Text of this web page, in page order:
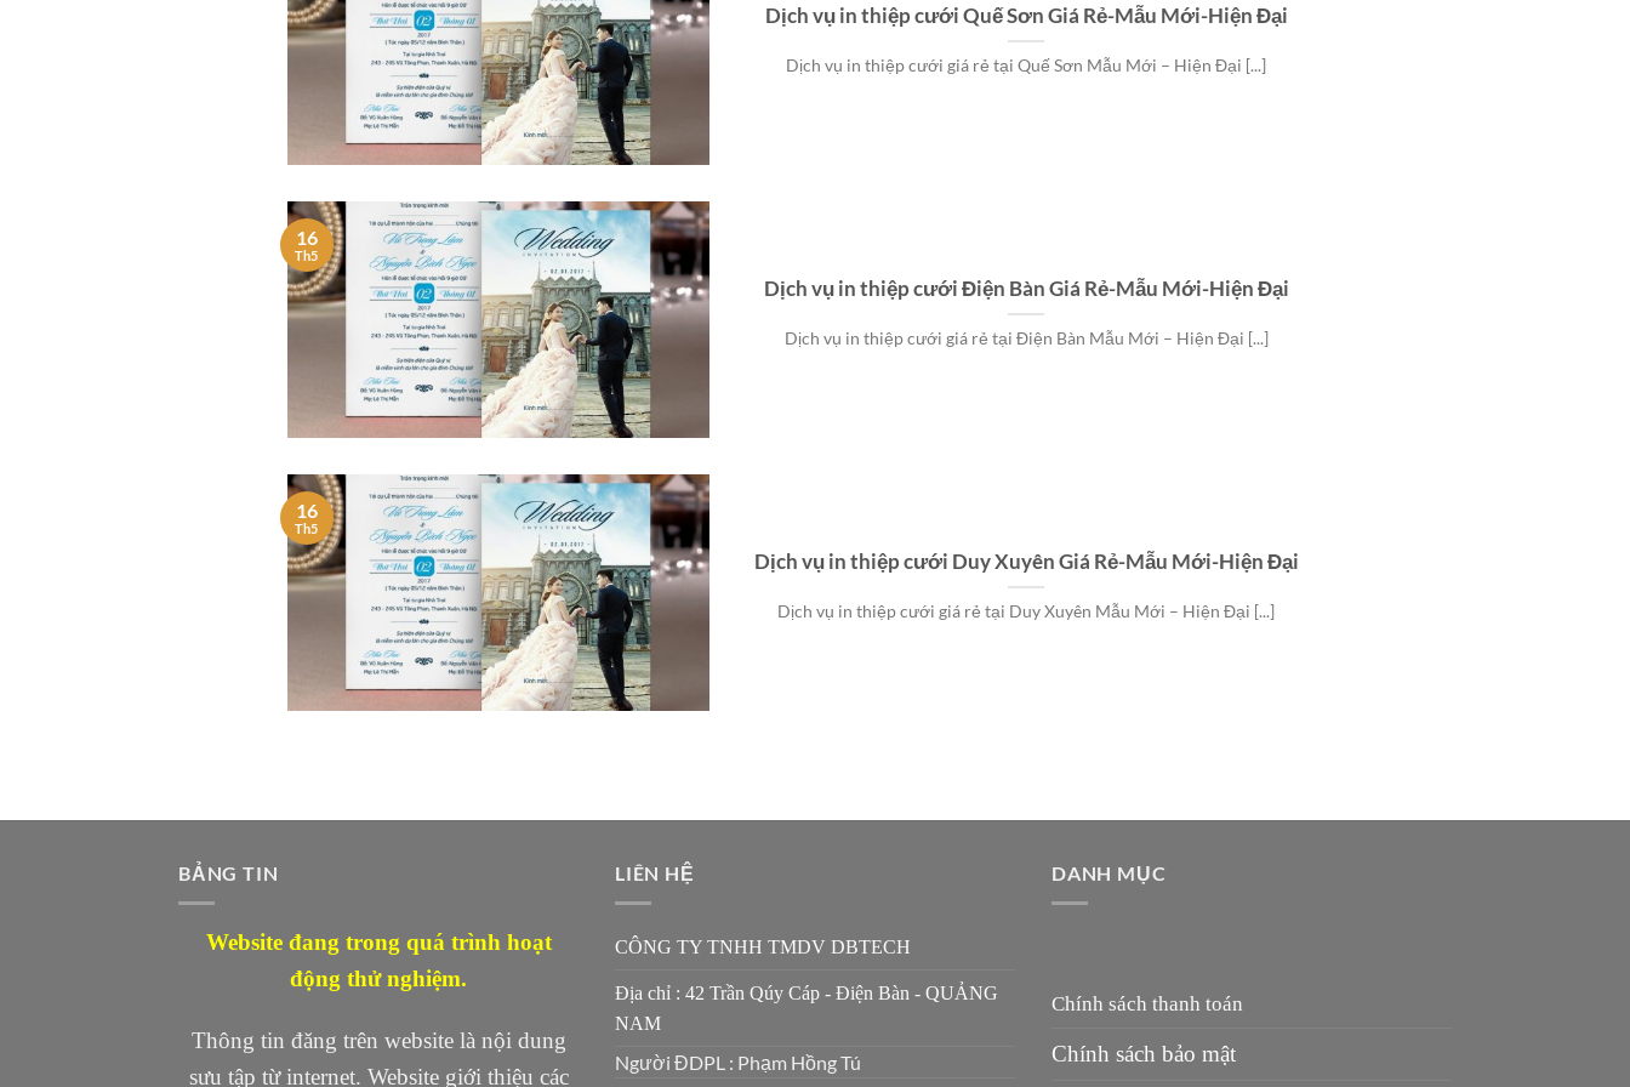
Dịch vụ in thiệp cưới Quế Sơn Giá Rẻ-Mẫu Mới-Hiện Đại
Dịch vụ in thiệp cưới giá rẻ tại Quế Sơn Mẫu Mới – Hiện Đại [...]
Dịch vụ in thiệp cưới Điện Bàn Giá Rẻ-Mẫu Mới-Hiện Đại
Dịch vụ in thiệp cưới giá rẻ tại Điện Bàn Mẫu Mới – Hiện Đại [...]
16
Th5
Dịch vụ in thiệp cưới Duy Xuyên Giá Rẻ-Mẫu Mới-Hiện Đại
Dịch vụ in thiệp cưới giá rẻ tại Duy Xuyên Mẫu Mới – Hiện Đại [...]
16
Th5
BẢNG TIN
Website đang trong quá trình hoạt
động thử nghiệm.
Thông tin đăng trên website là nội dung
sưu tập từ internet. Website giới thiệu các
LIÊN HỆ
CÔNG TY TNHH TMDV DBTECH
Địa chỉ : 42 Trần Qúy Cáp - Điện Bàn - QUẢNG
NAM
Người ĐDPL : Phạm Hồng Tú
DANH MỤC
Chính sách thanh toán
Chính sách bảo mật